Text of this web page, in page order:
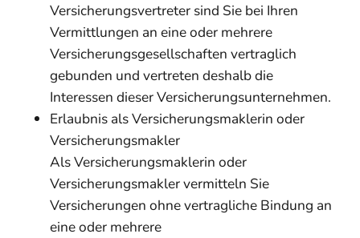
Versicherungsvertreter sind Sie bei Ihren
Vermittlungen an eine oder mehrere
Versicherungsgesellschaften vertraglich
gebunden und vertreten deshalb die
Interessen dieser Versicherungsunternehmen.
Erlaubnis als Versicherungsmaklerin oder
Versicherungsmakler
Als Versicherungsmaklerin oder
Versicherungsmakler vermitteln Sie
Versicherungen ohne vertragliche Bindung an
eine oder mehrere